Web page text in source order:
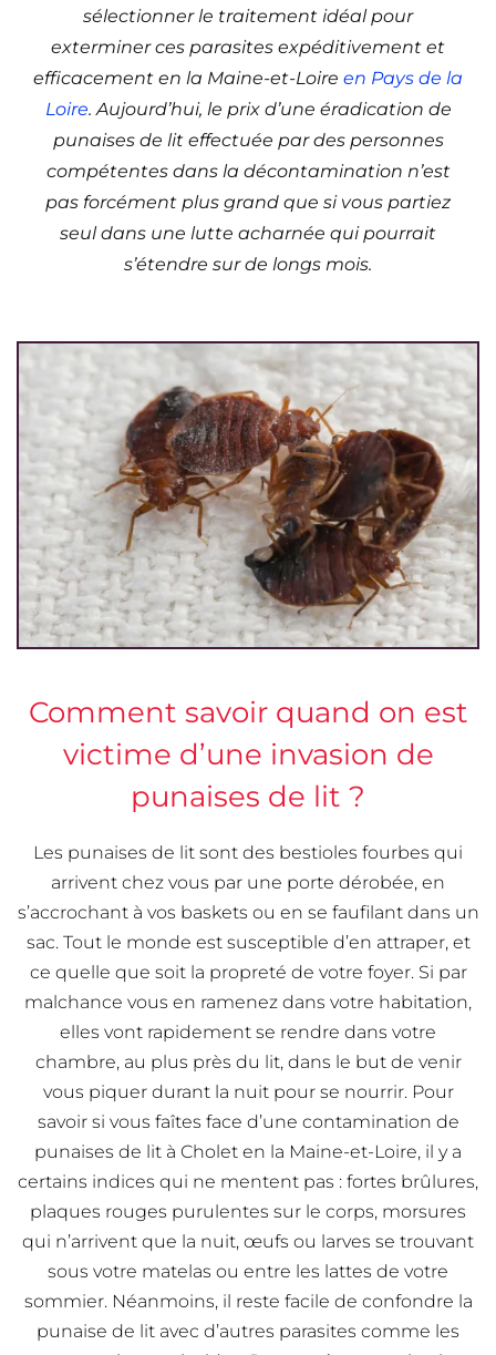
sélectionner le traitement idéal pour
exterminer ces parasites expéditivement et
efficacement en la Maine-et-Loire en Pays de la
Loire. Aujourd’hui, le prix d’une éradication de
punaises de lit effectuée par des personnes
compétentes dans la décontamination n’est
pas forcément plus grand que si vous partiez
seul dans une lutte acharnée qui pourrait
s’étendre sur de longs mois.
Comment savoir quand on est
victime d’une invasion de
punaises de lit ?
Les punaises de lit sont des bestioles fourbes qui
arrivent chez vous par une porte dérobée, en
s’accrochant à vos baskets ou en se faufilant dans un
sac. Tout le monde est susceptible d’en attraper, et
ce quelle que soit la propreté de votre foyer. Si par
malchance vous en ramenez dans votre habitation,
elles vont rapidement se rendre dans votre
chambre, au plus près du lit, dans le but de venir
vous piquer durant la nuit pour se nourrir. Pour
savoir si vous faîtes face d’une contamination de
punaises de lit à Cholet en la Maine-et-Loire, il y a
certains indices qui ne mentent pas : fortes brûlures,
plaques rouges purulentes sur le corps, morsures
qui n’arrivent que la nuit, œufs ou larves se trouvant
sous votre matelas ou entre les lattes de votre
sommier. Néanmoins, il reste facile de confondre la
punaise de lit avec d’autres parasites comme les